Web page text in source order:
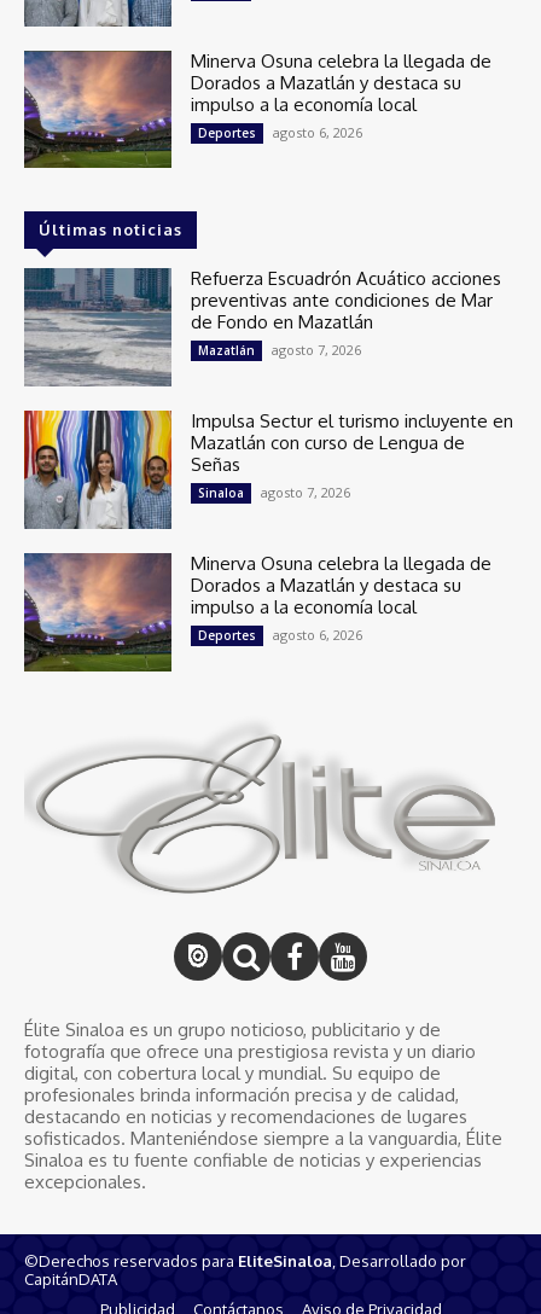
Minerva Osuna celebra la llegada de
Dorados a Mazatlán y destaca su
impulso a la economía local
Deportes agosto 6, 2026
Últimas noticias
Refuerza Escuadrón Acuático acciones
preventivas ante condiciones de Mar
de Fondo en Mazatlán
Mazatlán agosto 7, 2026
Impulsa Sectur el turismo incluyente en
Mazatlán con curso de Lengua de
Señas
Sinaloa agosto 7, 2026
Minerva Osuna celebra la llegada de
Dorados a Mazatlán y destaca su
impulso a la economía local
Deportes agosto 6, 2026
Élite Sinaloa es un grupo noticioso, publicitario y de
fotografía que ofrece una prestigiosa revista y un diario
digital, con cobertura local y mundial. Su equipo de
profesionales brinda información precisa y de calidad,
destacando en noticias y recomendaciones de lugares
sofisticados. Manteniéndose siempre a la vanguardia, Élite
Sinaloa es tu fuente confiable de noticias y experiencias
excepcionales.
©Derechos reservados para EliteSinaloa , Desarrollado por
CapitánDATA
Publicidad
Contáctanos Aviso de Privacidad